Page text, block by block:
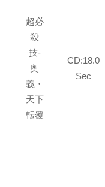
超必
殺
技-
奥
義・
天下
転覆
CD:18.0
Sec